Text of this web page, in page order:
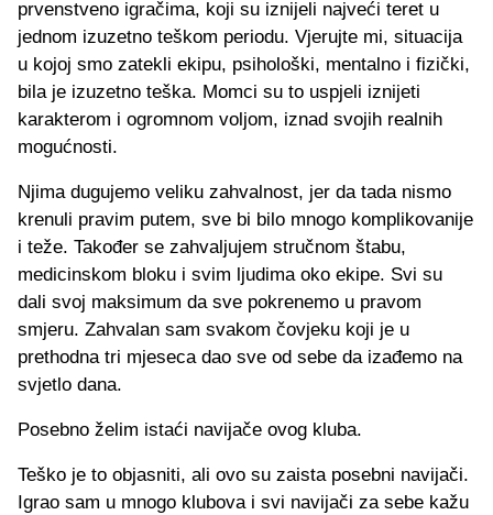
prvenstveno igračima, koji su iznijeli najveći teret u
jednom izuzetno teškom periodu. Vjerujte mi, situacija
u kojoj smo zatekli ekipu, psihološki, mentalno i fizički,
bila je izuzetno teška. Momci su to uspjeli iznijeti
karakterom i ogromnom voljom, iznad svojih realnih
mogućnosti.
Njima dugujemo veliku zahvalnost, jer da tada nismo
krenuli pravim putem, sve bi bilo mnogo komplikovanije
i teže. Također se zahvaljujem stručnom štabu,
medicinskom bloku i svim ljudima oko ekipe. Svi su
dali svoj maksimum da sve pokrenemo u pravom
smjeru. Zahvalan sam svakom čovjeku koji je u
prethodna tri mjeseca dao sve od sebe da izađemo na
svjetlo dana.
Posebno želim istaći navijače ovog kluba.
Teško je to objasniti, ali ovo su zaista posebni navijači.
Igrao sam u mnogo klubova i svi navijači za sebe kažu